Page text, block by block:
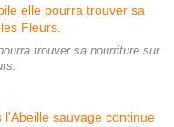
trouver sa nourriture sur